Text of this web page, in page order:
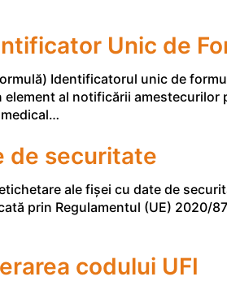
Unic de
Identificatorul unic de
al notificării
de securitate
ale fișei cu date de
prin Regulamentul (UE) 2020/
codului UFI